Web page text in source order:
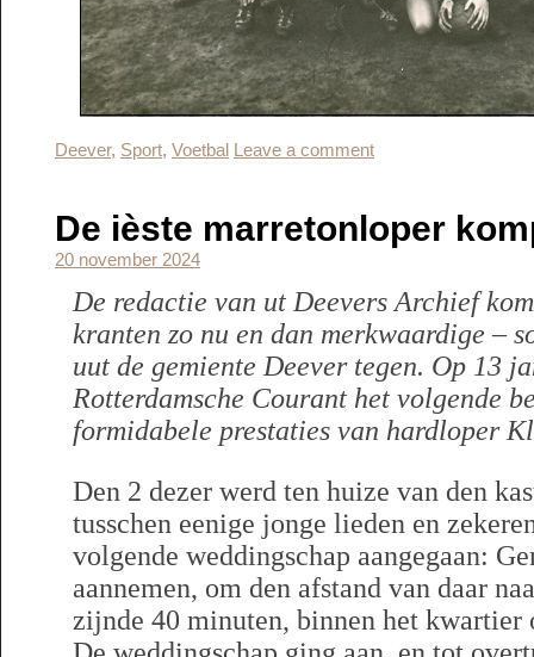
Deever, Sport, Voetbal Leave a comment
De ièste marretonloper
20 november 2024
De redactie van ut Deevers Archief
kranten zo nu en dan merkwaardige –
uut de gemiente Deever tegen. Op 13
Rotterdamsche Courant het volgende
formidabele prestaties van hardloper
Den 2 dezer werd ten huize van den
tusschen eenige jonge lieden en
volgende weddingschap aangegaan:
aannemen, om den afstand van daar
zijnde 40 minuten, binnen het